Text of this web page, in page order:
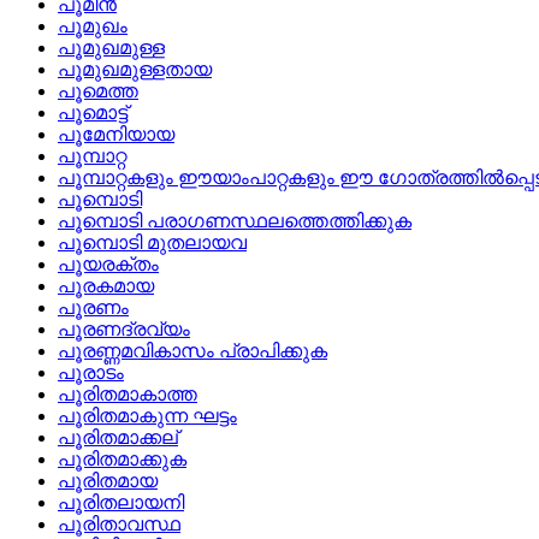
പൂമീൻ
പൂമുഖം
പൂമുഖമുള്ള
പൂമുഖമുള്ളതായ
പൂമെത്ത
പൂമൊട്ട്
പൂമേനിയായ
പൂമ്പാറ്റ
പൂമ്പാറ്റകളും ഈയാംപാറ്റകളും ഈ
പൂമ്പൊടി
പൂമ്പൊടി പരാഗണസ്ഥലത്തെത്തിക്കുക
പൂമ്പൊടി മുതലായവ
പൂയരക്തം
പൂരകമായ
പൂരണം
പൂരണദ്രവ്യം
പൂരണ്ണമവികാസം പ്രാപിക്കുക
പൂരാടം
പൂരിതമാകാത്ത
പൂരിതമാകുന്ന ഘട്ടം
പൂരിതമാക്കല്
പൂരിതമാക്കുക
പൂരിതമായ
പൂരിതലായനി
പൂരിതാവസ്ഥ